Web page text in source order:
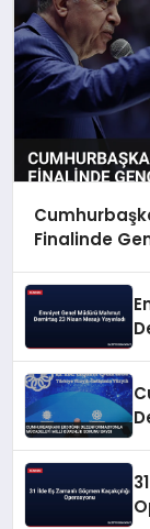
Finalinde